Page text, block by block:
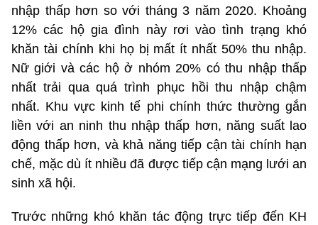
nhập thấp hơn so với tháng 3 năm 2020. Khoảng
12% các hộ gia đình này rơi vào tình trạng khó
khăn tài chính khi họ bị mất ít nhất 50% thu nhập.
Nữ giới và các hộ ở nhóm 20% có thu nhập thấp
nhất trải qua quá trình phục hồi thu nhập chậm
nhất. Khu vực kinh tế phi chính thức thường gắn
liền với an ninh thu nhập thấp hơn, năng suất lao
động thấp hơn, và khả năng tiếp cận tài chính hạn
chế, mặc dù ít nhiều đã được tiếp cận mạng lưới an
sinh xã hội.
Trước những khó khăn tác động trực tiếp đến KH